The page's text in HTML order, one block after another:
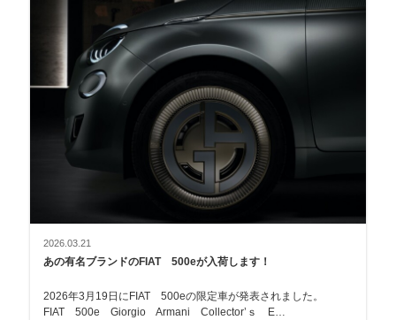
2026.03.21
あの有名ブランドのFIAT 500eが入荷します！
2026年3月19日にFIAT 500eの限定車が発表されました。
FIAT 500e Giorgio Armani Collector’ｓ E…